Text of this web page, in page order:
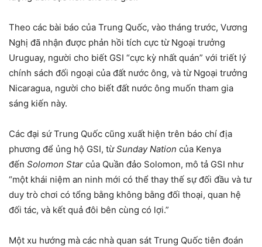
Theo các bài báo của Trung Quốc, vào tháng trước, Vương
Nghị đã nhận được phản hồi tích cực từ Ngoại trưởng
Uruguay, người cho biết GSI “cực kỳ nhất quán” với triết lý
chính sách đối ngoại của đất nước ông, và từ Ngoại trưởng
Nicaragua, người cho biết đất nước ông muốn tham gia
sáng kiến này.
Các đại sứ Trung Quốc cũng xuất hiện trên báo chí địa
phương để ủng hộ GSI, từSunday Nation của Kenya
đến Solomon Star của Quần đảo Solomon, mô tả GSI như
“một khái niệm an ninh mới có thể thay thế sự đối đầu và tư
duy trò chơi có tổng bằng không bằng đối thoại, quan hệ
đối tác, và kết quả đôi bên cùng có lợi.”
Một xu hướng mà các nhà quan sát Trung Quốc tiên đoán